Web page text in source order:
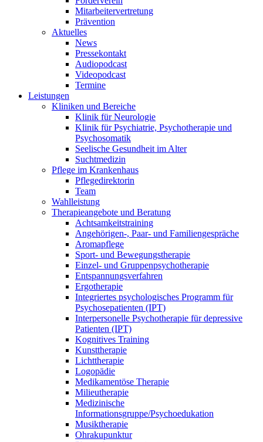
Mitarbeitervertretung
Prävention
Aktuelles
News
Pressekontakt
Audiopodcast
Videopodcast
Termine
Leistungen
Kliniken und Bereiche
Klinik für Neurologie
Klinik für Psychiatrie, Psychotherapie und
Psychosomatik
Seelische Gesundheit im Alter
Suchtmedizin
Pflege im Krankenhaus
Pflegedirektorin
Team
Wahlleistung
Therapieangebote und Beratung
Achtsamkeitstraining
Angehörigen-, Paar- und Familiengespräche
Aromapflege
Sport- und Bewegungstherapie
Einzel- und Gruppenpsychotherapie
Entspannungsverfahren
Ergotherapie
Integriertes psychologisches Programm für
Psychosepatienten (IPT)
Interpersonelle Psychotherapie für depressive
Patienten (IPT)
Kognitives Training
Kunsttherapie
Lichttherapie
Logopädie
Medikamentöse Therapie
Milieutherapie
Medizinische
Informationsgruppe/Psychoedukation
Musiktherapie
Ohrakupunktur